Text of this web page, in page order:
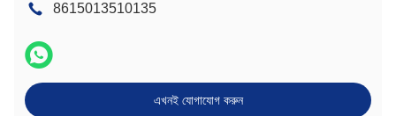
8615013510135
এখনই যোগাযোগ করুন